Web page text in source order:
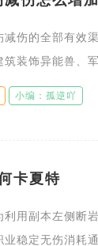
减伤的全部有效
装饰异能兽、
最大化增减伤数
小编：孤逆吖
卡夏特
利用副本左侧断
稳定无伤消耗